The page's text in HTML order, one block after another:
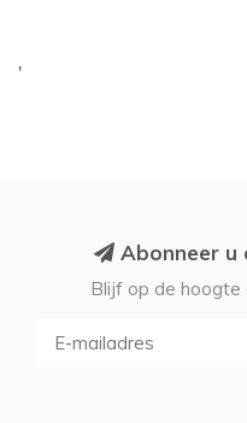
'
Abonneer u
Blijf op de